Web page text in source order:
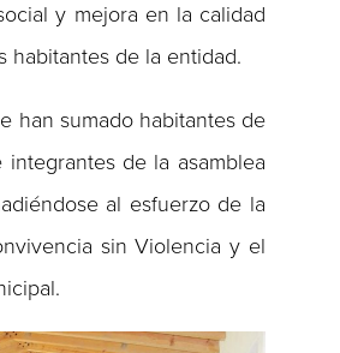
y mejora en la calidad
habitantes de la entidad.
han sumado habitantes de
integrantes de la asamblea
al esfuerzo de la
sin Violencia y el